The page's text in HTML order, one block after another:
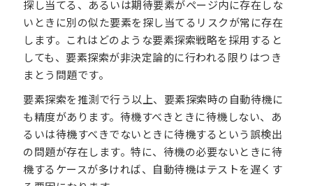
探し当てる、あるいは期待要素がページ内に存在しな
いときに別の似た要素を探し当てるリスクが常に存在
します。これはどのような要素探索戦略を採用すると
しても、要素探索が非決定論的に行われる限りはつき
まとう問題です。
要素探索を推測で行う以上、要素探索時の自動待機に
も精度があります。待機すべきときに待機しない、あ
るいは待機すべきでないときに待機するという誤検出
の問題が存在します。特に、待機の必要ないときに待
機するケースが多ければ、自動待機はテストを遅くす